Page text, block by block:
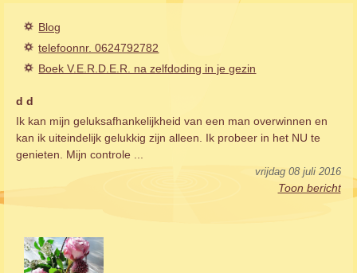
Blog
telefoonnr. 0624792782
Boek V.E.R.D.E.R. na zelfdoding in je gezin
d d
Ik kan mijn geluksafhankelijkheid van een man overwinnen en
kan ik uiteindelijk gelukkig zijn alleen. Ik probeer in het NU te
genieten. Mijn controle ...
vrijdag 08 juli 2016
Toon bericht